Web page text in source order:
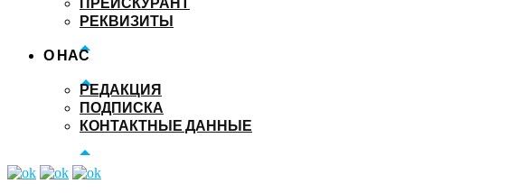
РЕКВИЗИТЫ
О НАС
РЕДАКЦИЯ
ПОДПИСКА
КОНТАКТНЫЕ ДАННЫЕ